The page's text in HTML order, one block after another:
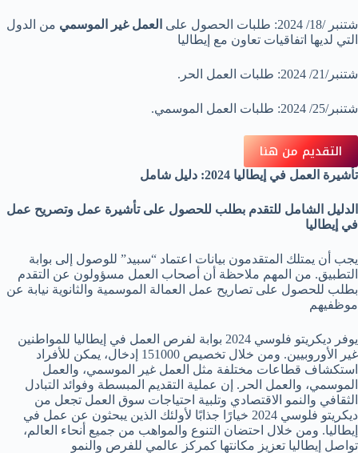
شتنبر /18/ 2024: طلبات الحصول على العمل غير الموسمي من الدول
التي لديها اتفاقيات تعاون مع إيطاليا
شتنبر/21/ 2024: طلبات العمل الحر.
شتنبر/25/ 2024: طلبات العمل الموسمي.
التقديم من هنا
تأشيرة العمل في إيطاليا 2024: دليل شامل
الدليل الشامل للتقدم بطلب للحصول على تأشيرة عمل وتصريح عمل
في إيطاليا
يجب أن يمتلك المتقدمون بيانات اعتماد “سبيد” للوصول إلى بوابة
التطبيق. من المهم ملاحظة أن أصحاب العمل مسؤولون عن التقدم
بطلب للحصول على تصاريح عمل العمالة الموسمية والثانوية نيابة عن
موظفيهم
يوفر ديكريتو فلوسي 2024 بوابة لفرص العمل في إيطاليا للمواطنين
غير الأوروبيين. ومن خلال تخصيص 151000 إدخال، يمكن للأفراد
استكشاف قطاعات مختلفة مثل العمل غير الموسمي، والعمل
الموسمي، والعمل الحر. إن عملية التقديم المبسطة وفوائد التبادل
الثقافي والنمو الاقتصادي وتلبية احتياجات سوق العمل تجعل من
ديكريتو فلوسي 2024 خيارًا جذابًا لأولئك الذين يبحثون عن عمل في
إيطاليا. ومن خلال احتضان التنوع والمواهب من جميع أنحاء العالم،
تواصل إيطاليا تعزيز مكانتها كمركز عالمي للفرص والنمو